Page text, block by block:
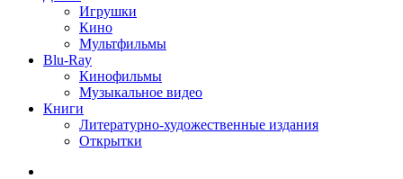
Игрушки
Кино
Мультфильмы
Blu-Ray
Кинофильмы
Музыкальное видео
Книги
Литературно-художественные издания
Открытки